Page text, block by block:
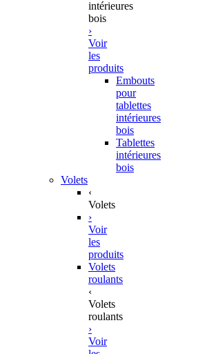
intérieures
bois
›
Voir
les
produits
Embouts
pour
tablettes
intérieures
bois
Tablettes
intérieures
bois
Volets
‹
Volets
›
Voir
les
produits
Volets
roulants
‹
Volets
roulants
›
Voir